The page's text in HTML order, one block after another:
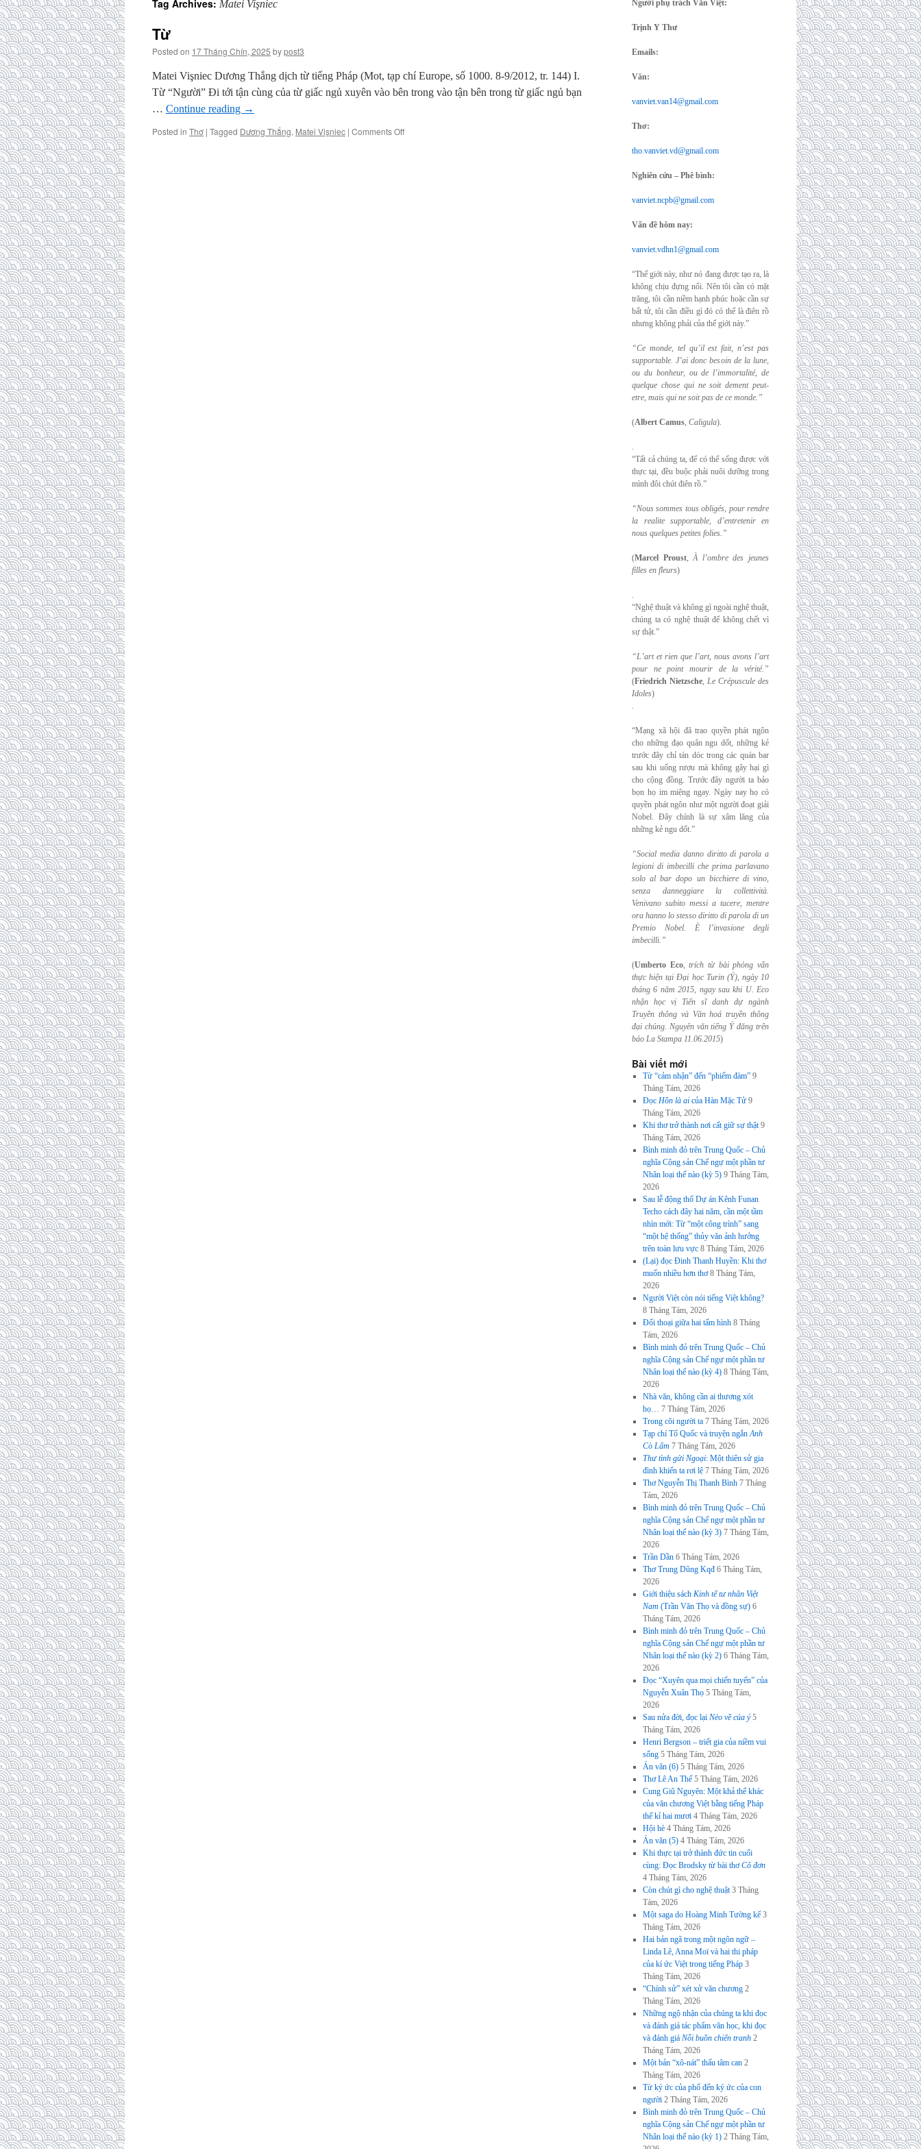
Tag Archives: Matei Vişniec
Từ
Posted on 17 Tháng Chín, 2025 bypost3
Matei Vişniec Dương Thắng dịch từ tiếng Pháp (Mot, tạp chí Europe, số 1000. 8-9/2012, tr. 144) I.
Từ “Người” Đi tới tận cùng của từ giấc ngủ xuyên vào bên trong vào tận bên trong từ giấc ngủ bạn
… Continue reading →
Posted in Thơ | Tagged Dương Thắng, Matei Vişniec | Comments Offon
Người phụ trách Văn Việt:
Trịnh Y Thư
Emails:
Văn:
vanviet.van14@gmail.com
Thơ:
tho.vanviet.vd@gmail.com
Nghiên cứu – Phê bình:
vanviet.ncpb@gmail.com
Vấn đề hôm nay:
vanviet.vdhn1@gmail.com
“Thế giới này, như nó đang được tạo ra, là
không chịu đựng nổi. Nên tôi cần có mặt
trăng, tôi cần niềm hạnh phúc hoặc cần sự
bất tử, tôi cần điều gì đó có thể là điên rồ
nhưng không phải của thế giới này.”
“Ce monde, tel qu’il est fait, n’est pas
supportable. J’ai donc besoin de la lune,
ou du bonheur, ou de l’immortalité, de
quelque chose qui ne soit dement peut-
etre, mais qui ne soit pas de ce monde.”
(Albert Camus, Caligula).
.
“Tất cả chúng ta, để có thể sống được với
thực tại, đều buộc phải nuôi dưỡng trong
mình đôi chút điên rồ.”
“Nous sommes tous obligés, pour rendre
la realite supportable, d’entretenir en
nous quelques petites folies.”
(Marcel Proust,À l’ombre des jeunes
filles en fleurs)
.
“Nghệ thuật và không gì ngoài nghệ thuật,
chúng ta có nghệ thuật để không chết vì
sự thật.”
“L’art et rien que l’art, nous avons l’art
pour ne point mourir de la vérité.”
(Friedrich Nietzsche, Le Crépuscule des
Idoles)
.
“Mạng xã hội đã trao quyền phát ngôn
cho những đạo quân ngu dốt, những kẻ
trước đây chỉ tán dóc trong các quán bar
sau khi uống rượu mà không gây hại gì
cho cộng đồng. Trước đây người ta bảo
bọn họ im miệng ngay. Ngày nay họ có
quyền phát ngôn như một người đoạt giải
Nobel. Đây chính là sự xâm lăng của
những kẻ ngu dốt.”
“Social media danno diritto di parola a
legioni di imbecilli che prima parlavano
solo albar dopo un bicchiere di vino,
senza danneggiare la collettività.
Venivano subito messi a tacere, mentre
ora hanno lo stesso diritto di parola di un
Premio Nobel. È l’invasione degli
imbecilli.”
(Umberto Eco,trích từ bài phỏng vấn
thực hiện tại Đại học Turin (Ý), ngày 10
tháng 6 năm 2015, ngay sau khi U. Eco
nhận học vị Tiến sĩ danh dự ngành
Truyền thông và Văn hoá truyền thông
đại chúng. Nguyên văn tiếng Ý đăng trên
báo La Stampa 11.06.2015)
Bài viết mới
Từ “cảm nhận” đến “phiếm đàm” 9
Tháng Tám, 2026
Đọc Hồn là aicủa Hàn Mặc Tử 9
Tháng Tám, 2026
Khi thơ trở thành nơi cất giữ sự thật 9
Tháng Tám, 2026
Bình minh đỏ trên Trung Quốc – Chủ
nghĩa Cộng sản Chế ngự một phần tư
Nhân loại thế nào (kỳ 5) 9 Tháng Tám,
2026
Sau lễ động thổ Dự án Kênh Funan
Techo cách đây hai năm, cần một tầm
nhìn mới: Từ “một công trình” sang
“một hệ thống” thủy văn ảnh hưởng
trên toàn lưu vực 8 Tháng Tám, 2026
(Lại) đọc Đinh Thanh Huyền: Khi thơ
muốn nhiều hơn thơ 8 Tháng Tám,
2026
Người Việt còn nói tiếng Việt không?
8 Tháng Tám, 2026
Đối thoại giữa hai tấm hình 8 Tháng
Tám, 2026
Bình minh đỏ trên Trung Quốc – Chủ
nghĩa Cộng sản Chế ngự một phần tư
Nhân loại thế nào (kỳ 4) 8 Tháng Tám,
2026
Nhà văn, không cần ai thương xót
họ… 7 Tháng Tám, 2026
Trong cõi người ta 7 Tháng Tám, 2026
Tạp chí Tổ Quốc và truyện ngắnAnh
Cò Lấm 7 Tháng Tám, 2026
Thư tình gửi Ngoại: Một thiên sử gia
đình khiến ta rơi lệ 7 Tháng Tám, 2026
Thơ Nguyễn Thị Thanh Bình 7 Tháng
Tám, 2026
Bình minh đỏ trên Trung Quốc – Chủ
nghĩa Cộng sản Chế ngự một phần tư
Nhân loại thế nào (kỳ 3) 7 Tháng Tám,
2026
Trần Dần 6 Tháng Tám, 2026
Thơ Trung Dũng Kqđ 6 Tháng Tám,
2026
Giới thiệu sách Kinh tế tư nhân Việt
Nam (Trần Văn Thọ và đồng sự) 6
Tháng Tám, 2026
Bình minh đỏ trên Trung Quốc – Chủ
nghĩa Cộng sản Chế ngự một phần tư
Nhân loại thế nào (kỳ 2) 6 Tháng Tám,
2026
Đọc “Xuyên qua mọi chiến tuyến” của
Nguyễn Xuân Thọ 5 Tháng Tám,
2026
Sau nửa đời, đọc lại Nẻo về của ý 5
Tháng Tám, 2026
Henri Bergson – triết gia của niềm vui
sống 5 Tháng Tám, 2026
Án văn (6) 5 Tháng Tám, 2026
Thơ Lê An Thế 5 Tháng Tám, 2026
Cung Giũ Nguyên: Một khả thể khác
của văn chương Việt bằng tiếng Pháp
thế kỉ hai mươi 4 Tháng Tám, 2026
Hội hè 4 Tháng Tám, 2026
Án văn (5) 4 Tháng Tám, 2026
Khi thực tại trở thành đức tin cuối
cùng: Đọc Brodsky từ bài thơCô đơn
4 Tháng Tám, 2026
Còn chút gì cho nghệ thuật 3 Tháng
Tám, 2026
Một saga do Hoàng Minh Tường kể 3
Tháng Tám, 2026
Hai bản ngã trong một ngôn ngữ –
Linda Lê, Anna Moï và hai thi pháp
của kí ức Việt trong tiếng Pháp 3
Tháng Tám, 2026
“Chính sử” xét xử văn chương 2
Tháng Tám, 2026
Những ngộ nhận của chúng ta khi đọc
và đánh giá tác phẩm văn học, khi đọc
và đánh giá Nỗi buồn chiến tranh 2
Tháng Tám, 2026
Một bản “xô-nát” thấu tâm can 2
Tháng Tám, 2026
Từ ký ức của phố đến ký ức của con
người 2 Tháng Tám, 2026
Bình minh đỏ trên Trung Quốc – Chủ
nghĩa Cộng sản Chế ngự một phần tư
Nhân loại thế nào (kỳ 1) 2 Tháng Tám,